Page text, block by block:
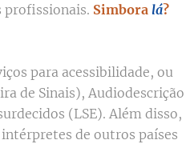
Simbora lá?
para acessibilidade, ou
de Sinais), Audiodescrição
(LSE). Além disso,
de outros países